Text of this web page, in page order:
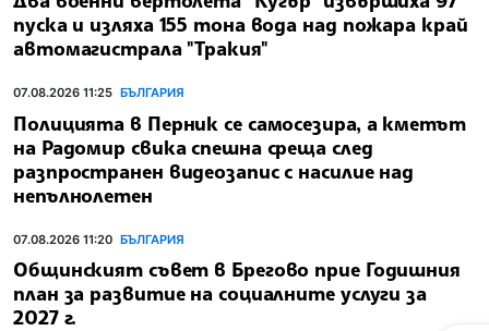
пуска и изляха 155 тона вода над пожара край
автомагистрала "Тракия"
07.08.2026 11:25 БЪЛГАРИЯ
Полицията в Перник се самосезира, а кметът
на Радомир свика спешна среща след
разпространен видеозапис с насилие над
непълнолетен
07.08.2026 11:20 БЪЛГАРИЯ
Общинският съвет в Брегово прие Годишния
план за развитие на социалните услуги за
2027 г.